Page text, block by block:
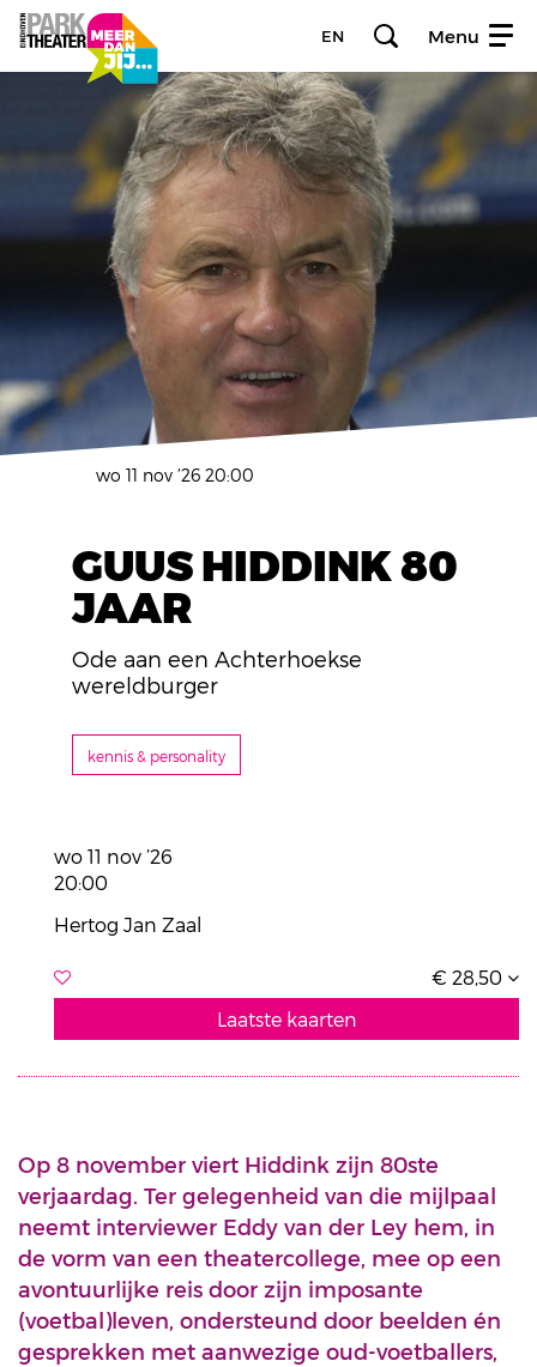
EN Menu
GUUS HIDDINK 80
JAAR
wo 11 nov ’26 20:00
Ode aan een Achterhoekse
wereldburger
kennis & personality
wo 11 nov ’26
20:00
Hertog Jan Zaal
€ 28,50
Laatste kaarten
Op 8 november viert Hiddink zijn 80ste
verjaardag. Ter gelegenheid van die mijlpaal
neemt interviewer Eddy van der Ley hem, in
de vorm van een theatercollege, mee op een
avontuurlijke reis door zijn imposante
(voetbal)leven, ondersteund door beelden én
gesprekken met aanwezige oud-voetballers,